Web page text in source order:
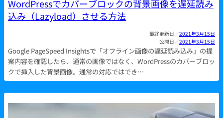
WordPressでカバーブロックの背景画像を遅延読み
込み（Lazyload）させる方法
2021年3月15日
2021年3月15日
Google PageSpeed Insightsで「オフライン画像の遅延読み込み」の提
案内容を確認したら、通常の画像ではなく、WordPressのカバーブロッ
クで挿入した背景画像。通常の対応ではでき…